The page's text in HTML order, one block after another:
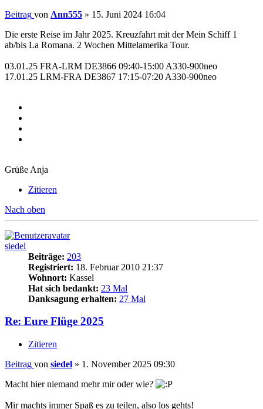
Beitrag von Ann555 » 15. Juni 2024 16:04
Die erste Reise im Jahr 2025. Kreuzfahrt mit der Mein Schiff 1
ab/bis La Romana. 2 Wochen Mittelamerika Tour.
03.01.25 FRA-LRM DE3866 09:40-15:00 A330-900neo
17.01.25 LRM-FRA DE3867 17:15-07:20 A330-900neo
Grüße Anja
Zitieren
Nach oben
siedel
Beiträge: 203
Registriert: 18. Februar 2010 21:37
Wohnort: Kassel
Hat sich bedankt: 23 Mal
Danksagung erhalten: 27 Mal
Re: Eure Flüge 2025
Zitieren
Beitrag von siedel » 1. November 2025 09:30
Macht hier niemand mehr mir oder wie?
Mir machts immer Spaß es zu teilen, also los gehts!